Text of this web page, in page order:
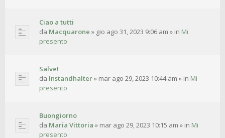
Ciao a tutti
da Macquarone » gio ago 31, 2023 9:06 am » in Mi
presento
Salve!
da Instandhalter» mar ago 29, 2023 10:44 am » in Mi
presento
Buongiorno
da Maria Vittoria » mar ago 29, 2023 10:15 am » in Mi
presento